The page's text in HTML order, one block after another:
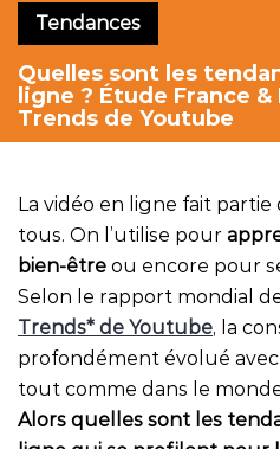
Tendances
Quelles sont les
ligne ? Étude France
Trends de Youtube
La vidéo en ligne fait
tous. On l’utilise pour
bien-être ou encore pour
Selon le rapport mondial
Trends* de Youtube, la
profondément évolué
tout comme dans le
Alors quelles sont les